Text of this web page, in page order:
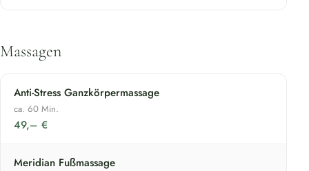
Massagen
Anti-Stress Ganzkörpermassage
ca. 60 Min.
49,– €
Meridian Fußmassage